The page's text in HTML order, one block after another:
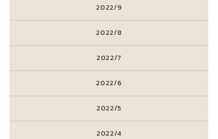
2022/9
2022/8
2022/7
2022/6
2022/5
2022/4